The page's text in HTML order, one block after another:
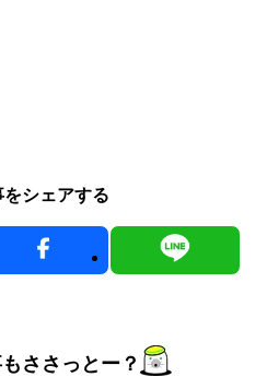
をシェアする
ささっとー？